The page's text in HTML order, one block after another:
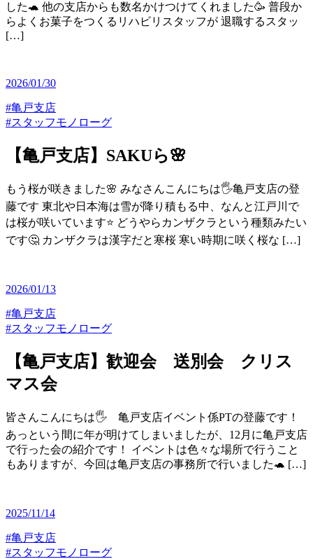
した🐢 他の支店からも数名かけつけてくれました🥳 普段か
らよくお菓子をつくるリハビリスタッフが 退職するスタッ
[…]
2026/01/30
#亀戸支店
#スタッフモノローグ
【亀戸支店】SAKUら🌸
もう桜が咲きました🌸 みなさんこんにちは🖐️亀戸支店の登
藤です 東北や日本海は雪が降り積もる中、なんと江戸川で
は桜が咲いています⭐️ どうやらカンザクラという種類みたい
です🤔 カンザクラは漢字だと寒桜 寒い時期に咲く桜な […]
2026/01/13
#亀戸支店
#スタッフモノローグ
【亀戸支店】歓迎会 送別会 クリス
マス会
皆さんこんにちは🖐️ 亀戸支店イベント係PTの登藤です！
あっという間に年が明けてしまいましたが、12月に亀戸支店
で行った会の紹介です！ イベントは色々な場所で行うこと
もありますが、今回は亀戸支店の事務所で行いました🐢 […]
2025/11/14
#亀戸支店
#スタッフモノローグ